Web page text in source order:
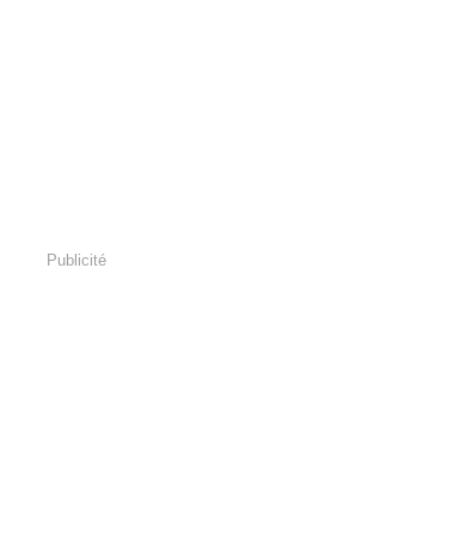
Publicité